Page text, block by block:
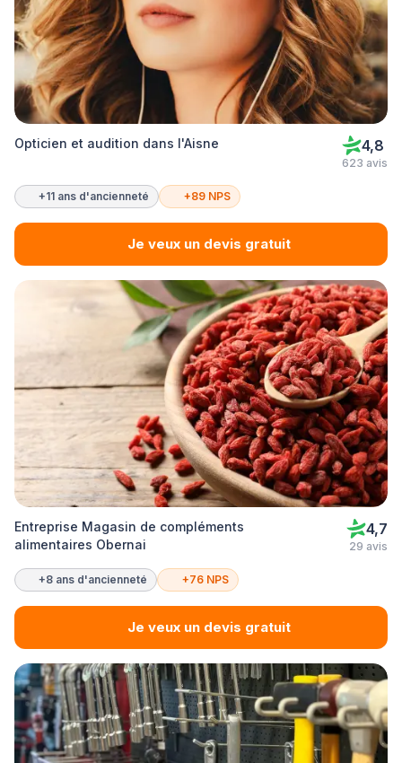
Opticien et audition dans l'Aisne 4,8
623 avis
+11 ans d'ancienneté +89 NPS
Je veux un devis gratuit
Entreprise Magasin de compléments
alimentaires Obernai
4,7
29 avis
+8 ans d'ancienneté +76 NPS
Je veux un devis gratuit